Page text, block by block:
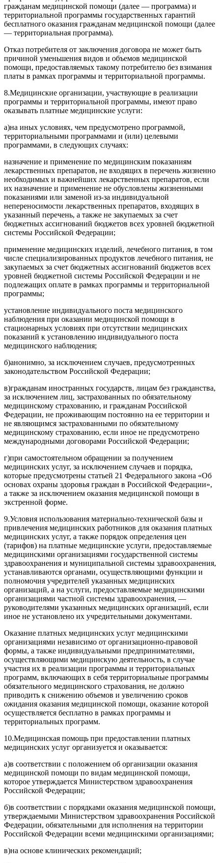
гражданам медицинской помощи (далее — программа) и
территориальной программы государственных гарантий
бесплатного оказания гражданам медицинской помощи (далее
— территориальная программа).
Отказ потребителя от заключения договора не может быть
причиной уменьшения видов и объемов медицинской
помощи, предоставляемых такому потребителю без взимания
платы в рамках программы и территориальной программы.
8.Медицинские организации, участвующие в реализации
программы и территориальной программы, имеют право
оказывать платные медицинские услуги:
а)на иных условиях, чем предусмотрено программой,
территориальными программами и (или) целевыми
программами, в следующих случаях:
назначение и применение по медицинским показаниям
лекарственных препаратов, не входящих в перечень жизненно
необходимых и важнейших лекарственных препаратов, если
их назначение и применение не обусловлены жизненными
показаниями или заменой из-за индивидуальной
непереносимости лекарственных препаратов, входящих в
указанный перечень, а также не закупаемых за счет
бюджетных ассигнований бюджетов всех уровней бюджетной
системы Российской Федерации;
применение медицинских изделий, лечебного питания, в том
числе специализированных продуктов лечебного питания, не
закупаемых за счет бюджетных ассигнований бюджетов всех
уровней бюджетной системы Российской Федерации и не
подлежащих оплате в рамках программы и территориальной
программы;
установление индивидуального поста медицинского
наблюдения при оказании медицинской помощи в
стационарных условиях при отсутствии медицинских
показаний к установлению индивидуального поста
медицинского наблюдения;
б)анонимно, за исключением случаев, предусмотренных
законодательством Российской Федерации;
в)гражданам иностранных государств, лицам без гражданства,
за исключением лиц, застрахованных по обязательному
медицинскому страхованию, и гражданам Российской
Федерации, не проживающим постоянно на ее территории и
не являющимся застрахованными по обязательному
медицинскому страхованию, если иное не предусмотрено
международными договорами Российской Федерации;
г)при самостоятельном обращении за получением
медицинских услуг, за исключением случаев и порядка,
которые предусмотрены статьей 21 Федерального закона «Об
основах охраны здоровья граждан в Российской Федерации»,
а также за исключением оказания медицинской помощи в
экстренной форме.
9.Условия использования материально-технической базы и
привлечения медицинских работников для оказания платных
медицинских услуг, а также порядок определения цен
(тарифов) на платные медицинские услуги, предоставляемые
медицинскими организациями государственной системы
здравоохранения и муниципальной системы здравоохранения,
устанавливаются органами, осуществляющими функции и
полномочия учредителей указанных медицинских
организаций, а на услуги, предоставляемые медицинскими
организациями частной системы здравоохранения, —
руководителями указанных медицинских организаций, если
иное не установлено их учредительными документами.
Оказание платных медицинских услуг медицинскими
организациями независимо от организационно-правовой
формы, а также индивидуальными предпринимателями,
осуществляющими медицинскую деятельность, в случае
участия их в реализации программы и территориальных
программ, включающих в себя территориальные программы
обязательного медицинского страхования, не должно
приводить к снижению объемов и увеличению сроков
ожидания оказания медицинской помощи, оказание которой
осуществляется бесплатно в рамках программы и
территориальных программ.
10.Медицинская помощь при предоставлении платных
медицинских услуг организуется и оказывается:
а)в соответствии с положением об организации оказания
медицинской помощи по видам медицинской помощи,
которое утверждается Министерством здравоохранения
Российской Федерации;
б)в соответствии с порядками оказания медицинской помощи,
утверждаемыми Министерством здравоохранения Российской
Федерации, обязательными для исполнения на территории
Российской Федерации всеми медицинскими организациями;
в)на основе клинических рекомендаций;